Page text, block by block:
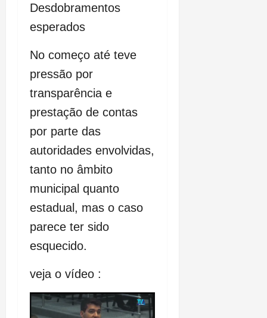
Desdobramentos
esperados
No começo até teve
pressão por
transparência e
prestação de contas
por parte das
autoridades envolvidas,
tanto no âmbito
municipal quanto
estadual, mas o caso
parece ter sido
esquecido.
veja o vídeo :